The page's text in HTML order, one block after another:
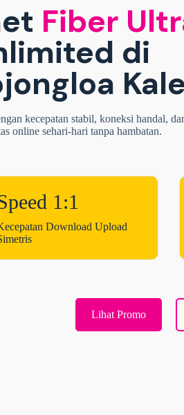
Fiber
di
kecepatan stabil, koneksi handal,
online sehari-hari tanpa hambatan.
1:1
Download Upload
Lihat Promo